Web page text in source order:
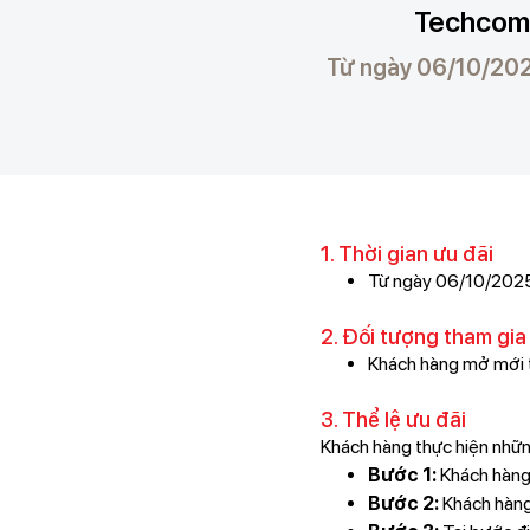
Từ ngày 06/10/
1. Thời gian ưu đãi
Từ ngày 06/10/
2. Đối tượng tham gia
Khách hàng mở
3. Thể lệ ưu đãi
Khách hàng thực hiện
Bước 1:Khách
Bước 2:Khách